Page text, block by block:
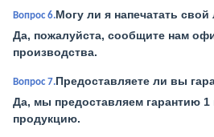
Вопрос 6.Могу ли я напечатать
Да, пожалуйста, сообщите нам
производства.
Вопрос 7.Предоставляете ли вы
Да, мы предоставляем гарантию 1
продукцию.